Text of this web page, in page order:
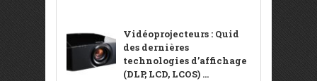
Vidéoprojecteurs : Quid
des dernières
technologies d’affichage
(DLP, LCD, LCOS) ...